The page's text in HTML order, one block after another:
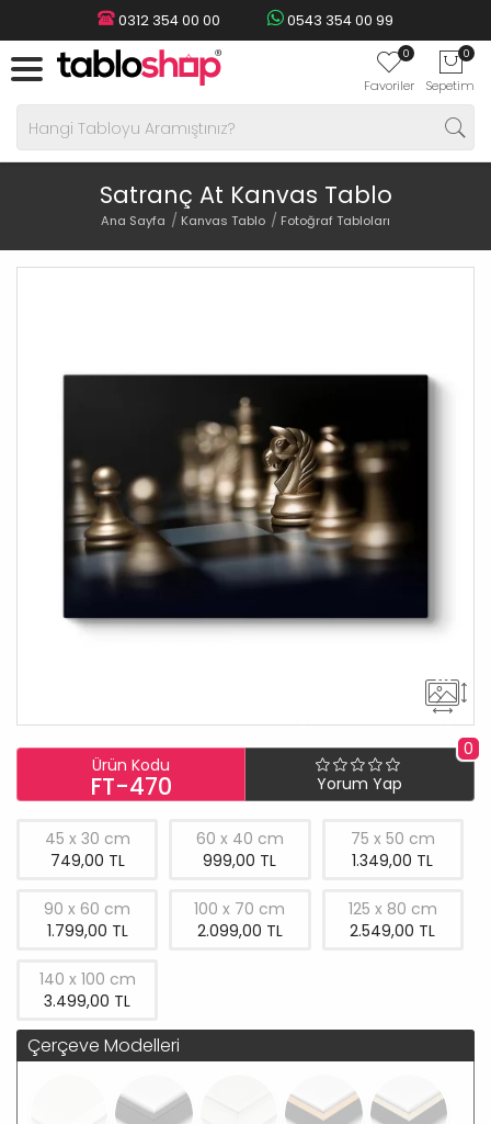
0312 354 00 00 0543 354 00 99
0
Favoriler
0
Sepetim
Satranç At Kanvas Tablo
Ana Sayfa Kanvas Tablo Fotoğraf Tabloları
Ürün Kodu
FT-470
0
Yorum Yap
45 x 30 cm
749,00 TL
60 x 40 cm
999,00 TL
75 x 50 cm
1.349,00 TL
90 x 60 cm
1.799,00 TL
100 x 70 cm
2.099,00 TL
125 x 80 cm
2.549,00 TL
140 x 100 cm
3.499,00 TL
Çerçeve Modelleri